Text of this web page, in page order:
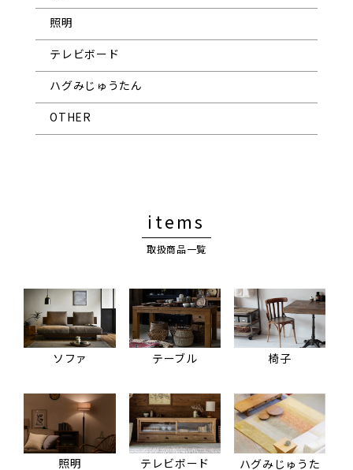
照明
テレビボード
ハグみじゅうたん
OTHER
items
取扱商品一覧
ソファ テーブル 椅子
照明 テレビボード
ハグみじゅうた